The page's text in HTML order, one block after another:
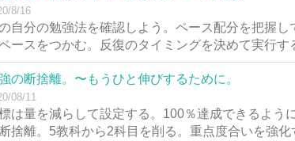
8/16
自分の勉強法を確認しよう。ペース配分を把握
ースをつかむ。反復のタイミングを決めて実行す
の断捨離。〜もうひと伸びするために。
08/11
は量を減らして設定する。100％達成できるよ
捨離。5教科から2科目を削る。重点度合いを強化